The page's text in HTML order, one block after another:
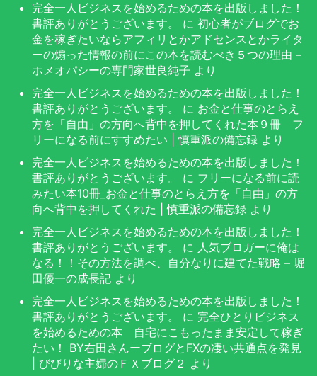
完全一人ビジネスを始めるための本を出版しました！
書評ありがとうございます。
に 初心者がブログでお
金を稼ぎたいならアフィリとかアドセンスとかライタ
ーの煽った情報の前にこの本を読むべき５つの理由 –
ホメオパシーの専門家世良純子 より
完全一人ビジネスを始めるための本を出版しました！
書評ありがとうございます。
に お金と仕事のとらえ
方を「自由」の方向へ背中を押してくれた本９冊 フ
リーになる前にすすめたい | 慎重派の備忘録 より
完全一人ビジネスを始めるための本を出版しました！
書評ありがとうございます。
に フリーになる前に読
みたい本10冊_お金と仕事のとらえ方を「自由」の方
向へ背中を押してくれた | 慎重派の備忘録 より
完全一人ビジネスを始めるための本を出版しました！
書評ありがとうございます。
に 人気ブロガーに俺は
なる！！その方法を調べ、自分なりに建てた戦略 – 堀
田優一の成長記 より
完全一人ビジネスを始めるための本を出版しました！
書評ありがとうございます。
に 完全ひとりビジネス
を始めるための本 自宅にこもったまま安定して稼ぎ
たい！ BY右田さんーブログとFXの凄い共通点を発見
| びびりな主婦のＦＸブログ２ より